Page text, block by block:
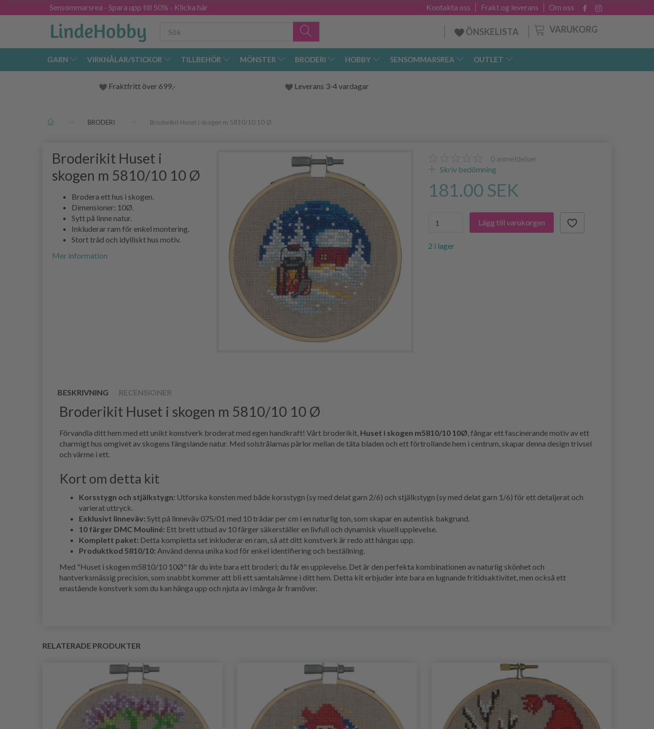
Sensommarsrea - Spara upp till 50% - Klicka här Om oss
Frakt og leverans
Kontakta oss
VARUKORG
ÖNSKELISTA
GARN VIRKNÅLAR/STICKOR TILLBEHÖR MÖNSTER BRODERI HOBBY SENSOMMARSREA OUTLET
Fraktfritt över 699,- Leverans 3-4 vardagar
BRODERI Broderikit Huset i skogen m 5810/10 10 Ø
Broderikit Huset i
skogen m 5810/10 10 Ø
Brodera ett hus i skogen.
Dimensioner: 10Ø.
Sytt på linne natur.
Inkluderar ram för enkel montering.
Stort träd och idylliskt hus motiv.
Mer information
0 anmeldelser
Skriv bedömning
181.00 SEK
Lägg till varukorgen
2 i lager
BESKRIVNING RECENSIONER
Broderikit Huset i skogen m 5810/10 10 Ø
Förvandla ditt hem med ett unikt konstverk broderat med egen handkraft! Vårt broderikit, Huset i skogen m5810/10 10Ø, fångar ett fascinerande motiv av ett
charmigt hus omgivet av skogens fängslande natur. Med solstrålarnas pärlor mellan de täta bladen och ett förtrollande hem i centrum, skapar denna design trivsel
och värme i ett.
Kort om detta kit
Korsstygn och stjälkstygn: Utforska konsten med både korsstygn (sy med delat garn 2/6) och stjälkstygn (sy med delat garn 1/6) för ett detaljerat och
varierat uttryck.
Exklusivt linneväv: Sytt på linneväv 075/01 med 10 trådar per cm i en naturlig ton, som skapar en autentisk bakgrund.
10 färger DMC Mouliné: Ett brett utbud av 10 färger säkerställer en livfull och dynamisk visuell upplevelse.
Komplett paket: Detta kompletta set inkluderar en ram, så att ditt konstverk är redo att hängas upp.
Produktkod 5810/10: Använd denna unika kod för enkel identifiering och beställning.
Med "Huset i skogen m5810/10 10Ø" får du inte bara ett broderi; du får en upplevelse. Det är den perfekta kombinationen av naturlig skönhet och
hantverksmässig precision, som snabbt kommer att bli ett samtalsämne i ditt hem. Detta kit erbjuder inte bara en lugnande fritidsaktivitet, men också ett
enastående konstverk som du kan hänga upp och njuta av i många år framöver.
RELATERADE PRODUKTER